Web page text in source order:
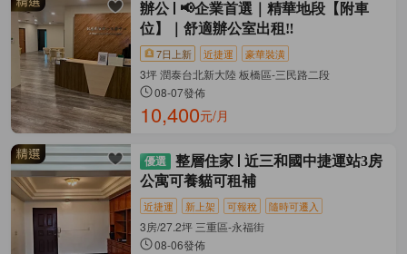
辦公
📢企業首選｜精華地段【附車
位】｜舒適辦公室出租‼️
7日上新 近捷運 豪華裝潢
3坪 潤泰台北新大陸 板橋區-三民路二段
08-07發佈
10,400元/月
整層住家
近三和國中捷運站3房
公寓可養貓可租補
近捷運 新上架 可報稅 隨時可遷入
3房/27.2坪 三重區-永福街
08-06發佈